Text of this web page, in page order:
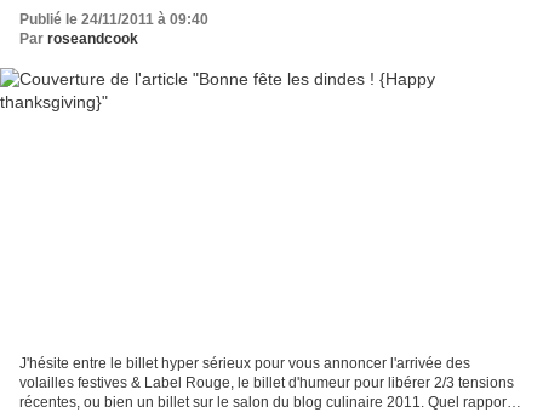
Publié le 24/11/2011 à 09:40
Par roseandcook
J'hésite entre le billet hyper sérieux pour vous annoncer l'arrivée des
volailles festives & Label Rouge, le billet d'humeur pour libérer 2/3 tensions
récentes, ou bien un billet sur le salon du blog culinaire 2011. Quel rapport